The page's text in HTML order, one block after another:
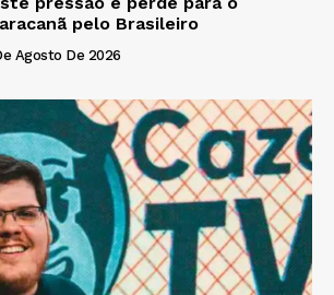
pelo Brasileiro
Agosto De 2026